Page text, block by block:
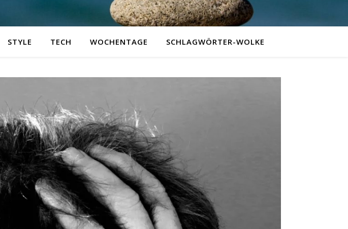
STYLE TECH WOCHENTAGE SCHLAGWÖRTER-WOLKE